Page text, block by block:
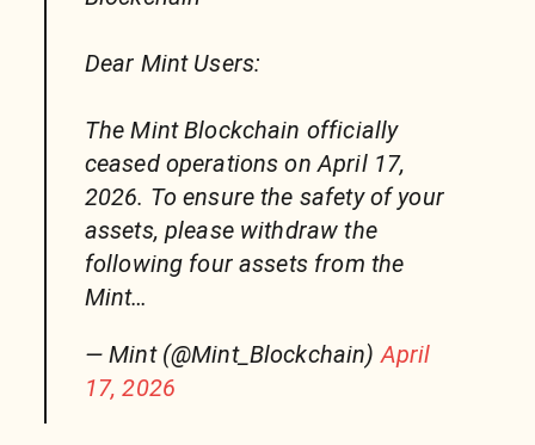
Dear Mint Users:
The Mint Blockchain officially
ceased operations on April 17,
2026. To ensure the safety of your
assets, please withdraw the
following four assets from the
Mint…
— Mint (@Mint_Blockchain)April
17, 2026